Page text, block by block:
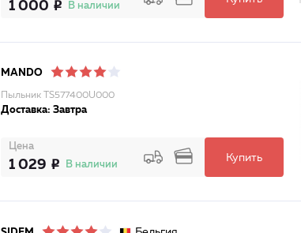
1 000 В наличии
MANDO
Пыльник TS577400U000
Доставка: Завтра
Цена
1 029 В наличии
Купить